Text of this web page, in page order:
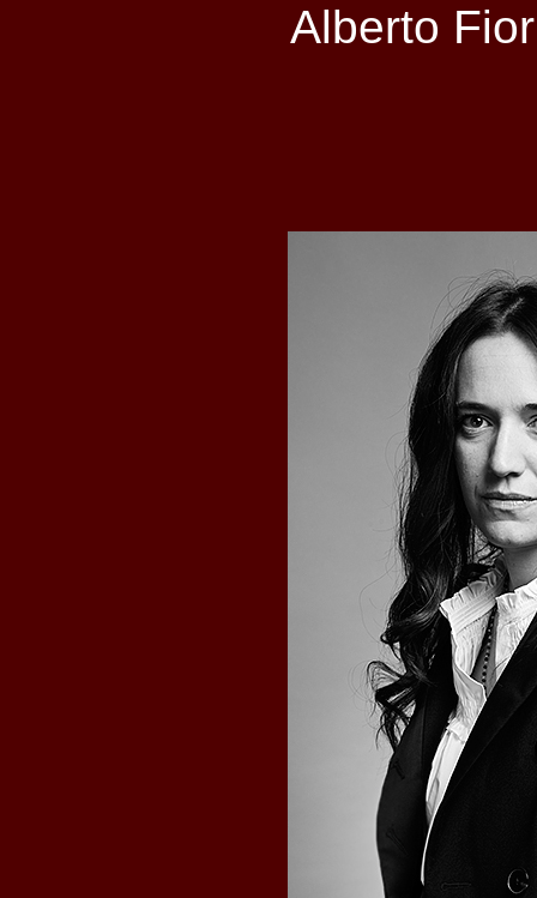
Alberto